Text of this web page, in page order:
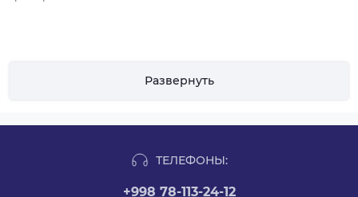
Развернуть
ТЕЛЕФОНЫ:
+998 78-113-24-12